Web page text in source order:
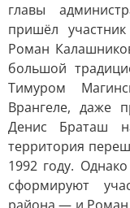
главы
пришёл
Роман
большой
Тимуром
Врангеле, даже
Денис Браташ
территория
1992 году.
сформируют